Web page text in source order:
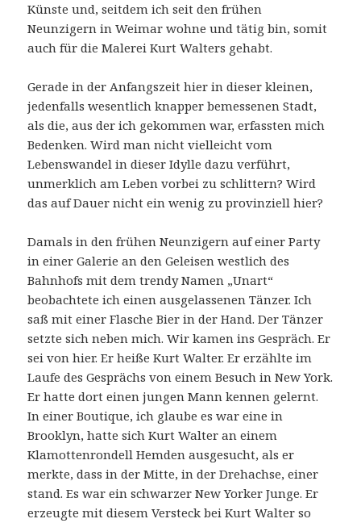
Künste und, seitdem ich seit den frühen
Neunzigern in Weimar wohne und tätig bin, somit
auch für die Malerei Kurt Walters gehabt.
Gerade in der Anfangszeit hier in dieser kleinen,
jedenfalls wesentlich knapper bemessenen Stadt,
als die, aus der ich gekommen war, erfassten mich
Bedenken. Wird man nicht vielleicht vom
Lebenswandel in dieser Idylle dazu verführt,
unmerklich am Leben vorbei zu schlittern? Wird
das auf Dauer nicht ein wenig zu provinziell hier?
Damals in den frühen Neunzigern auf einer Party
in einer Galerie an den Geleisen westlich des
Bahnhofs mit dem trendy Namen „Unart“
beobachtete ich einen ausgelassenen Tänzer. Ich
saß mit einer Flasche Bier in der Hand. Der Tänzer
setzte sich neben mich. Wir kamen ins Gespräch. Er
sei von hier. Er heiße Kurt Walter. Er erzählte im
Laufe des Gesprächs von einem Besuch in New York.
Er hatte dort einen jungen Mann kennen gelernt.
In einer Boutique, ich glaube es war eine in
Brooklyn, hatte sich Kurt Walter an einem
Klamottenrondell Hemden ausgesucht, als er
merkte, dass in der Mitte, in der Drehachse, einer
stand. Es war ein schwarzer New Yorker Junge. Er
erzeugte mit diesem Versteck bei Kurt Walter so